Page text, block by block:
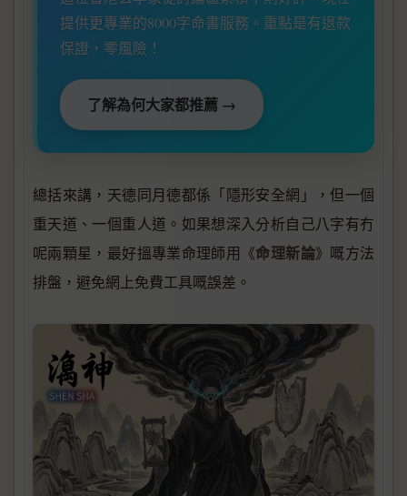
提供更專業的8000字命書服務。重點是有退款
保證，零風險！
了解為何大家都推薦 →
總括來講，天德同月德都係「隱形安全網」，但一個
重天道、一個重人道。如果想深入分析自己八字有冇
呢兩顆星，最好搵專業命理師用《命理新論》嘅方法
排盤，避免網上免費工具嘅誤差。